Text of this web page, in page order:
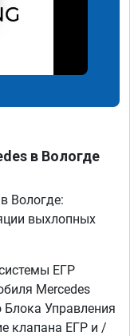
в Вологде
Вологде:
выхлопных
ЕГР
Mercedes
Управления
клапана ЕГР и /